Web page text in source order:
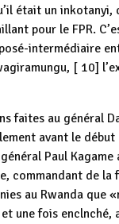
était un inkotanyi,
pour le FPR.
intermédiaire
[ 10]
faites au général
avant le début
Paul Kagame
commandant de
au Rwanda que
une fois enclnché,